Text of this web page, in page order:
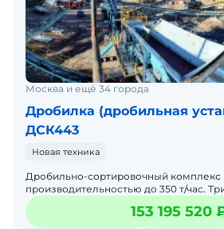
Москва и ещё 34 города
Дробилка (дробильная
ДСК443
Новая техника
Дробильно-сортировочный комплекс
производительностью до 350 т/час.
Для получения всех необходимых
фракции кубовидн
153 195 520